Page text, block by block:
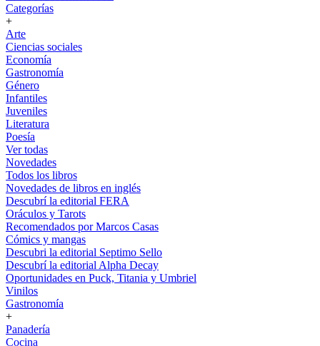
Categorías
+
Arte
Ciencias sociales
Economía
Gastronomía
Género
Infantiles
Juveniles
Literatura
Poesía
Ver todas
Novedades
Todos los libros
Novedades de libros en inglés
Descubrí la editorial FERA
Oráculos y Tarots
Recomendados por Marcos Casas
Cómics y mangas
Descubri la editorial Septimo Sello
Descubrí la editorial Alpha Decay
Oportunidades en Puck, Titania y Umbriel
Vinilos
Gastronomía
+
Panadería
Cocina